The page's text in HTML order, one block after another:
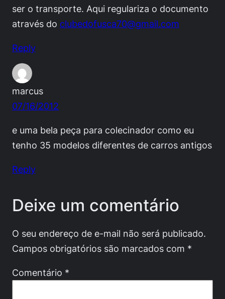
ser o transporte. Aqui regulariza o documento
através do clubedofusca70@gmail.com
Reply
marcus
07/16/2012
e uma bela peça para colecinador como eu
tenho 35 modelos diferentes de carros antigos
Reply
Deixe um comentário
O seu endereço de e-mail não será publicado.
Campos obrigatórios são marcados com *
Comentário *